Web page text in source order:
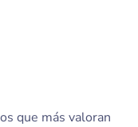
que más valoran